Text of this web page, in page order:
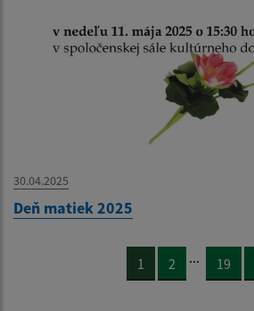
30.04.2025
Deň matiek 2025
1 2 ... 19